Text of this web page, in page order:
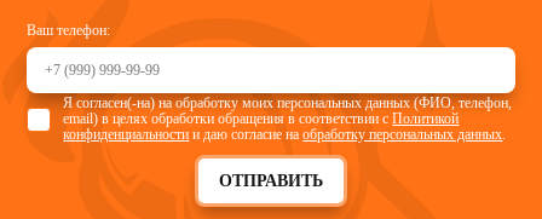
Ваш телефон:
ОТПРАВИТЬ
Я согласен(-на) на обработку моих персональных данных (ФИО, телефон,
email) в целях обработки обращения в соответствии сПолитикой
конфиденциальности и даю согласие наобработку персональных данных.